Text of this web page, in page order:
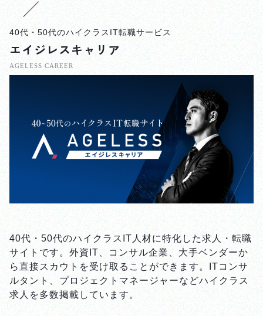
40代・50代のハイクラスIT転職サービス
エイジレスキャリア
AGELESS CAREER
40代・50代のハイクラスIT人材に特化した求人・転職
サイトです。外資IT、コンサル企業、大手ベンダーか
ら直接スカウトを受け取ることができます。ITコンサ
ルタント、プロジェクトマネージャーなどハイクラス
求人を多数掲載しています。